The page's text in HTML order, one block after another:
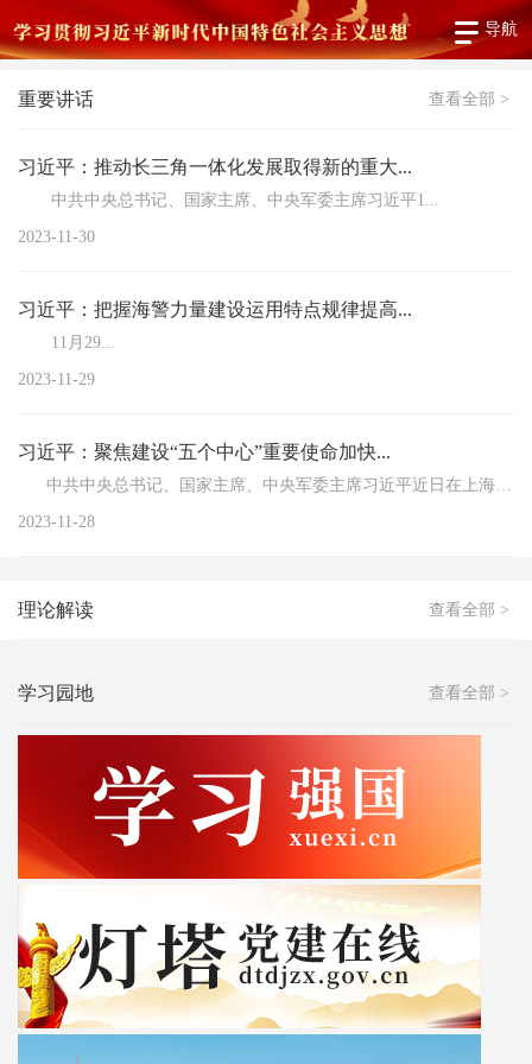
导航
重要讲话 查看全部 >
习近平：推动长三角一体化发展取得新的重大...
中共中央总书记、国家主席、中央军委主席习近平1...
2023-11-30
习近平：把握海警力量建设运用特点规律提高...
11月29...
2023-11-29
习近平：聚焦建设“五个中心”重要使命加快...
中共中央总书记、国家主席、中央军委主席习近平近日在上海考察...
2023-11-28
理论解读 查看全部 >
学习园地 查看全部 >